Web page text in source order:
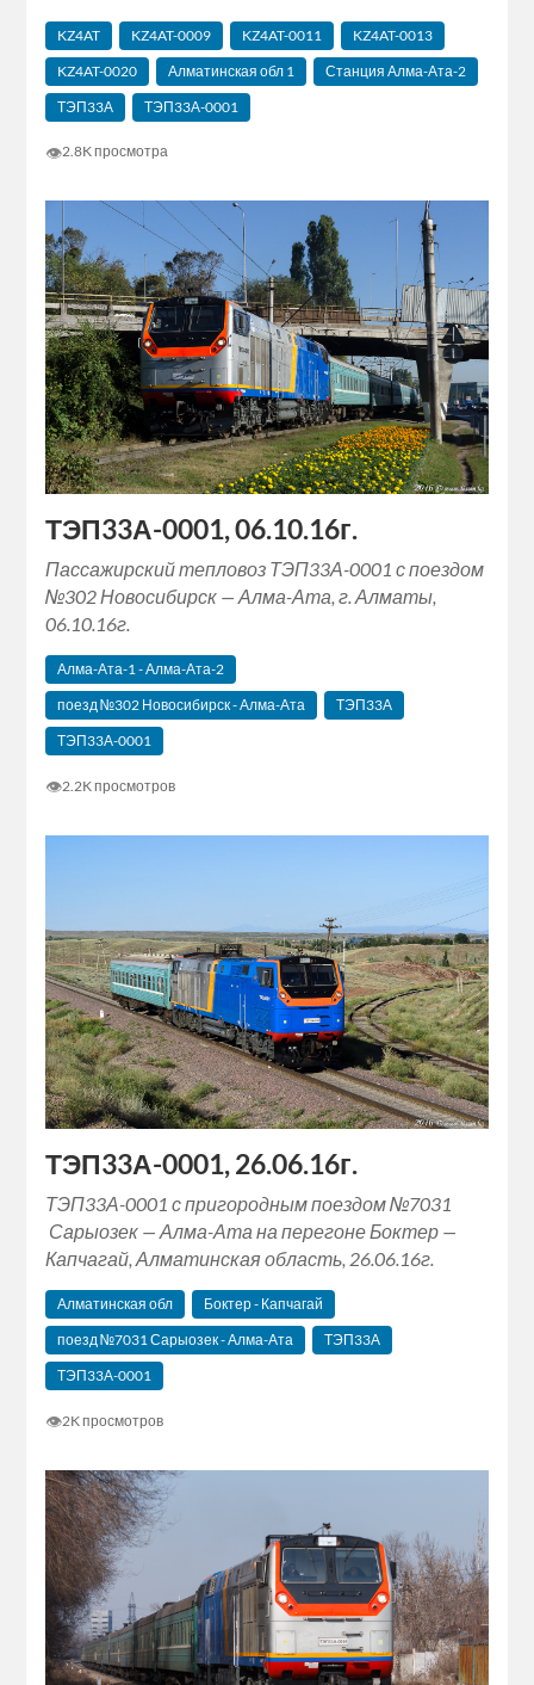
KZ4AT KZ4AT-0009 KZ4AT-0011
KZ4AT-0013
KZ4AT-0020
Алматинская‬ обл 1
Станция Алма-Ата-2
ТЭП33А
ТЭП33А-0001
👁2.8K просмотра
ТЭП33А-0001, 06.10.16г.
Пассажирский тепловоз ТЭП33А-0001 с поездом
№302 Новосибирск — Алма-Ата, г. Алматы,
06.10.16г.
Алма-Ата-1 - Алма-Ата-2
поезд №302 Новосибирск - Алма-Ата
ТЭП33А
ТЭП33А-0001
👁2.2K просмотров
ТЭП33А-0001, 26.06.16г.
ТЭП33А-0001 с пригородным поездом №7031
Сарыозек — Алма-Ата на перегоне Боктер —
Капчагай, Алматинская область, 26.06.16г.
Алматинская обл
Боктер - Капчагай
поезд №7031 Сарыозек - Алма-Ата
ТЭП33А
ТЭП33А-0001
👁2K просмотров